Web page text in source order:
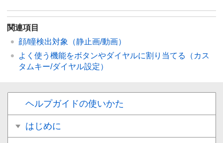
関連項目
顔/瞳検出対象
（静止画/動画）
よく使う機能をボタンやダイヤルに割り当てる（ カス
タムキー/ダイヤル設定）
ヘルプガイドの使いかた
はじめに